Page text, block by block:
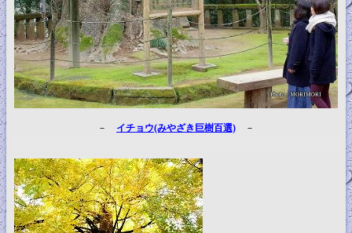
－ イチョウ(みやざき巨樹百選) －